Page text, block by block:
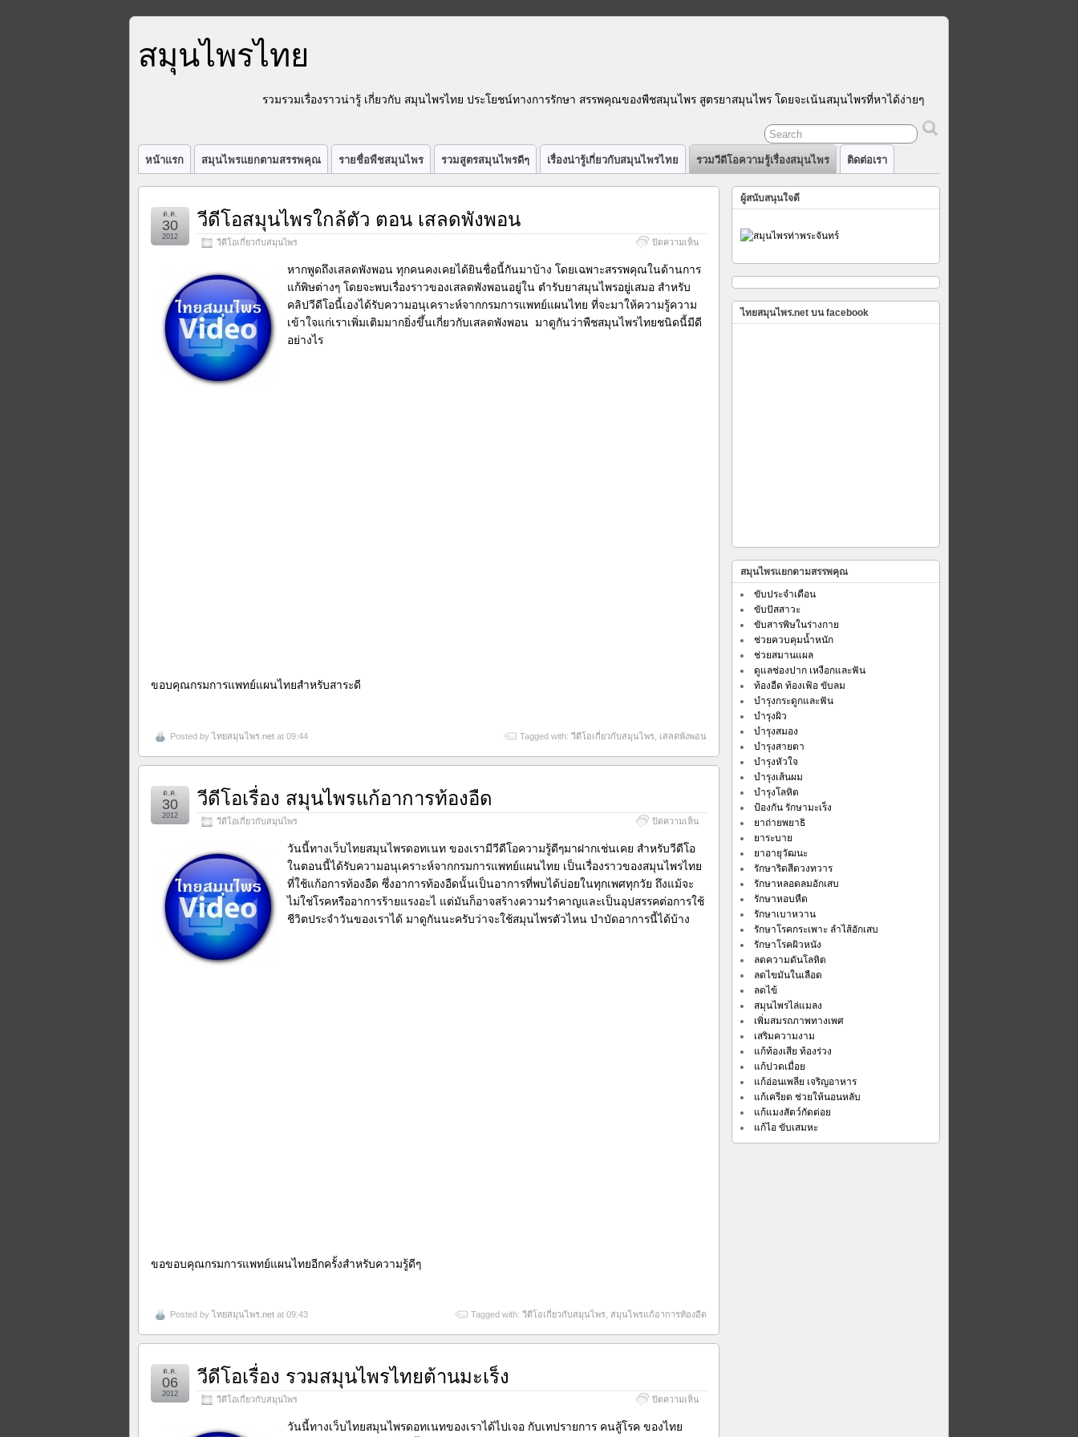
สมุนไพรไทย
รวมรวมเรื่องราวน่ารู้ เกี่ยวกับ สมุนไพรไทย ประโยชน์ทางการรักษา สรรพคุณของพืชสมุนไพร สูตรยาสมุนไพร โดยจะเน้นสมุนไพรที่หาได้ง่ายๆ
หน้าแรก สมุนไพรแยกตามสรรพคุณ รายชื่อพืชสมุนไพร รวมสูตรสมุนไพรดีๆ เรื่องน่ารู้เกี่ยวกับสมุนไพรไทย รวมวีดีโอความรู้เรื่องสมุนไพร ติดต่อเรา
วีดีโอสมุนไพรใกล้ตัว ตอน เสลดพังพอน
วีดีโอเกี่ยวกับสมุนไพร ปิดความเห็นบน
สมุนไพร
เสลด
ต.ค.
30
2012
หากพูดถึงเสลดพังพอน ทุกคนคงเคยได้ยินชื่อนี้กันมาบ้าง โดยเฉพาะสรรพคุณในด้านการ
แก้พิษต่างๆ โดยจะพบเรื่องราวของเสลดพังพอนอยู่ใน ตำรับยาสมุนไพรอยู่เสมอ สำหรับ
คลิปวีดีโอนี้เองได้รับความอนุเคราะห์จากกรมการแพทย์แผนไทย ที่จะมาให้ความรู้ความ
เข้าใจแก่เราเพิ่มเติมมากยิ่งขึ้นเกี่ยวกับเสลดพังพอน มาดูกันว่าพืชสมุนไพรไทยชนิดนี้มีดี
อย่างไร
ขอบคุณกรมการแพทย์แผนไทยสำหรับสาระดี
Posted byไทยสมุนไพร.net at 09:44 Tagged with: วีดีโอเกี่ยวกับสมุนไพร เสลดพังพอน
วีดีโอเรื่อง สมุนไพรแก้อาการท้องอืด
วีดีโอเกี่ยวกับสมุนไพร ปิดความเห็นบน
แก้
ท้อง
ต.ค.
30
2012
วันนี้ทางเว็บไทยสมุนไพรดอทเนท ของเรามีวีดีโอความรู้ดีๆมาฝากเช่นเคย สำหรับวีดีโอ
ในตอนนี้ได้รับความอนุเคราะห์จากกรมการแพทย์แผนไทย เป็นเรื่องราวของสมุนไพรไทย
ที่ใช้แก้อการท้องอืด ซึ่งอาการท้องอืดนั้นเป็นอาการที่พบได้บ่อยในทุกเพศทุกวัย ถึงแม้จะ
ไม่ใช่โรคหรืออาการร้ายแรงอะไ แต่มันก็อาจสร้างความรำคาญและเป็นอุปสรรคต่อการใช้
ชีวิตประจำวันของเราได้ มาดูกันนะครับว่าจะใช้สมุนไพรตัวไหน บำบัดอาการนี้ได้บ้าง
ขอขอบคุณกรมการแพทย์แผนไทยอีกครั้งสำหรับความรู้ดีๆ
Posted by ไทยสมุนไพร.net at 09:43 Tagged with: วีดีโอเกี่ยวกับสมุนไพร สมุนไพรแก้อาการท้องอืด
วีดีโอเรื่อง รวมสมุนไพรไทยต้านมะเร็ง
วีดีโอเกี่ยวกับสมุนไพร ปิดความเห็นบน
ต.ค.
06
2012
วันนี้ทางเว็บไทยสมุนไพรดอทเนทของเราได้ไปเจอ กับเทปรายการ คนสู้โรค ของไทย
ผู้สนับสนุนใจดี
ไทยสมุนไพร.net บน facebook
สมุนไพรแยกตามสรรพคุณ
ขับประจำเดือน
ขับปัสสาวะ
ขับสารพิษในร่างกาย
ช่วยควบคุมน้ำหนัก
ช่วยสมานแผล
ดูแลช่องปาก เหงือกและฟัน
ท้องอืด ท้องเฟ้อ ขับลม
บำรุงกระดูกและฟัน
บำรุงผิว
บำรุงสมอง
บำรุงสายตา
บำรุงหัวใจ
บำรุงเส้นผม
บำรุงโลหิต
ป้องกัน รักษามะเร็ง
ยาถ่ายพยาธิ
ยาระบาย
ยาอายุวัฒนะ
รักษาริดสีดวงทวาร
รักษาหลอดลมอักเสบ
รักษาหอบหืด
รักษาเบาหวาน
รักษาโรคกระเพาะ ลำไส้อักเสบ
รักษาโรคผิวหนัง
ลดความดันโลหิต
ลดไขมันในเลือด
ลดไข้
สมุนไพรไล่แมลง
เพิ่มสมรถภาพทางเพศ
เสริมความงาม
แก้ท้องเสีย ท้องร่วง
แก้ปวดเมื่อย
แก้อ่อนเพลีย เจริญอาหาร
แก้เครียด ช่วยให้นอนหลับ
แก้แมงสัตว์กัดต่อย
แก้ไอ ขับเสมหะ